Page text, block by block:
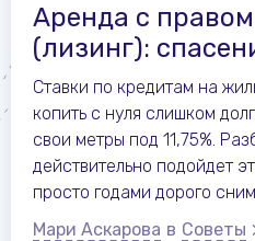
Аренда с
(лизинг):
ловушка?
Ставки по кредитам на
копить с нуля слишком
свои метры под 11,75%.
действительно подойдет
просто годами дорого
Мари Аскарова в Советы